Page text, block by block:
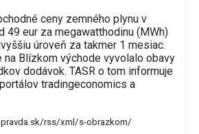
ceny zemného plynu v
49 eur za megawatthodinu (MWh)
úroveň za takmer 1 mesiac.
na Blízkom východe vyvolalo obavy
dodávok. TASR o tom informuje
tradingeconomics a
rss/xml/s-obrazkom/